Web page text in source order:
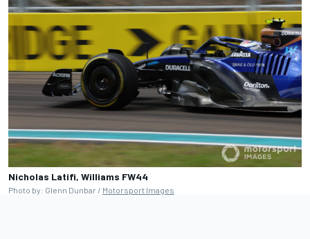
Nicholas Latifi, Williams FW44
Photo by: Glenn Dunbar / Motorsport Images